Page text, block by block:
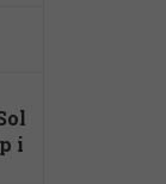
i